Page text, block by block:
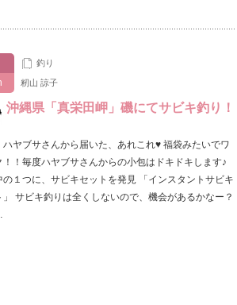
釣り
籾山 諒子
沖縄県「真栄田岬」磯にてサビキ釣り！
ハヤブサさんから届いた、あれこれ♥ 福袋みたいでワ
！！毎度ハヤブサさんからの小包はドキドキします♪
の１つに、サビキセットを発見 「インスタントサビキ
」 サビキ釣りは全くしないので、機会があるかなー？